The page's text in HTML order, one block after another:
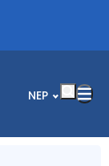
भाषा चयन गर्नुहोस्
NEP